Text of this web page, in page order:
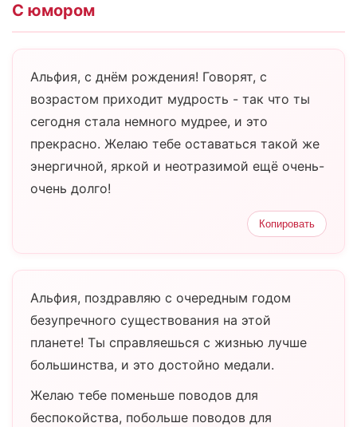
С юмором
Альфия, с днём рождения! Говорят, с
возрастом приходит мудрость - так что ты
сегодня стала немного мудрее, и это
прекрасно. Желаю тебе оставаться такой же
энергичной, яркой и неотразимой ещё очень-
очень долго!
Копировать
Альфия, поздравляю с очередным годом
безупречного существования на этой
планете! Ты справляешься с жизнью лучше
большинства, и это достойно медали.
Желаю тебе поменьше поводов для
беспокойства, побольше поводов для